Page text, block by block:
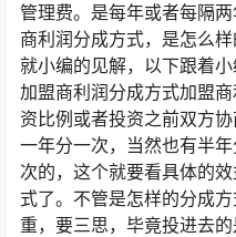
管理费。是每年或者每隔
商利润分成方式，是怎么
就小编的见解，以下跟着小
加盟商利润分成方式加盟
资比例或者投资之前双方
一年分一次，当然也有半
次的，这个就要看具体的
式了。不管是怎样的分成
重，要三思，毕竟投进去